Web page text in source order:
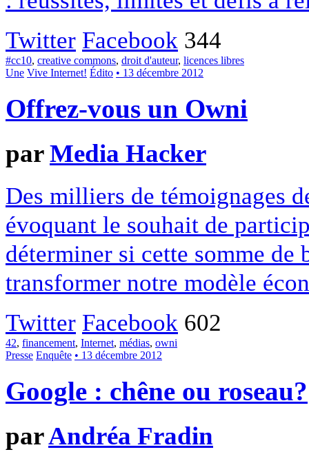
Twitter Facebook 344
#cc10, creative commons, droit d'auteur, licences libres
Une Vive Internet! Édito • 13 décembre 2012
Offrez-vous un Owni
parMedia Hacker
Des milliers de témoignages
évoquant le souhait de
déterminer si cette somme
transformer notre modèle
Twitter Facebook 602
42, financement, Internet, médias, owni
Presse Enquête • 13 décembre 2012
Google : chêne ou roseau?
parAndréa Fradin